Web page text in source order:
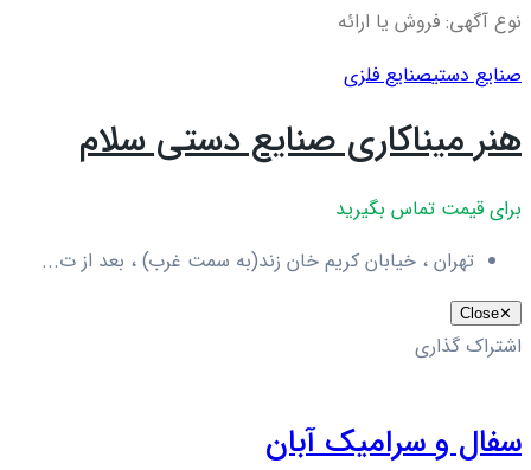
نوع آگهی: فروش یا ارائه
صنایع دستیصنایع فلزی
هنر میناکاری صنایع دستی سلام
برای قیمت تماس بگیرید
تهران ، خیابان کریم خان زند(به سمت غرب) ، بعد از ت...
✕
Close
اشتراک گذاری
سفال و سرامیک آبان